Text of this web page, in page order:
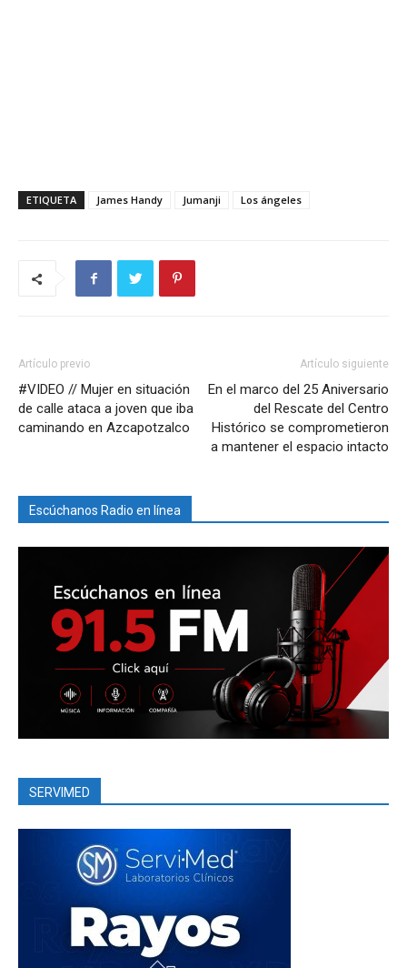
ETIQUETA James Handy Jumanji Los ángeles
Artículo previo
#VIDEO // Mujer en situación
de calle ataca a joven que iba
caminando en Azcapotzalco
Artículo siguiente
En el marco del 25 Aniversario
del Rescate del Centro
Histórico se comprometieron
a mantener el espacio intacto
Escúchanos Radio en línea
SERVIMED